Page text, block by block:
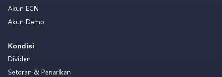
Akun ECN
Akun Demo
Kondisi
Dividen
Setoran & Penarikan